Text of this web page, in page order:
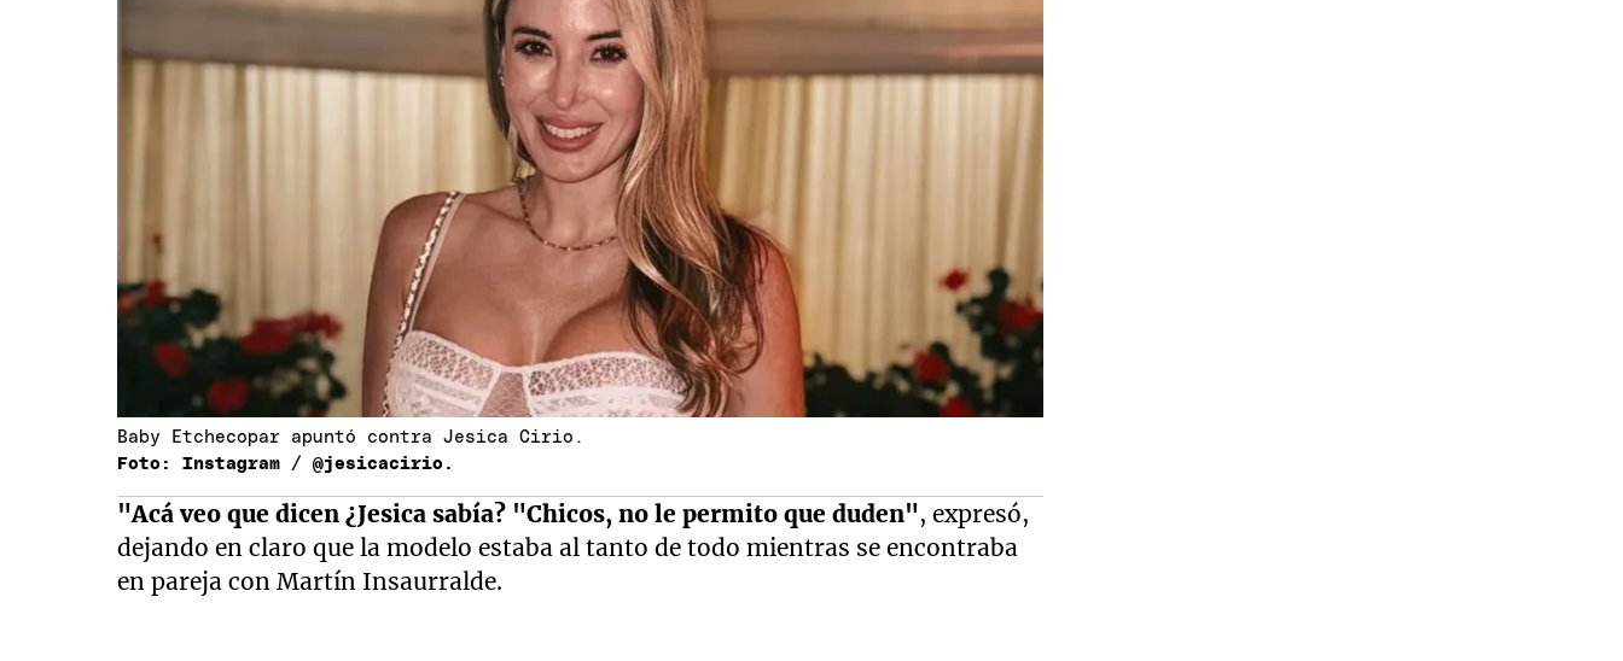
Baby Etchecopar apuntó contra Jesica Cirio.
Foto: Instagram / @jesicacirio.
"Acá veo que dicen ¿Jesica sabía? "Chicos, no le permito que duden", expresó,
dejando en claro que la modelo estaba al tanto de todo mientras se encontraba
en pareja con Martín Insaurralde.